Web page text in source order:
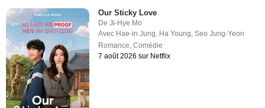
Our Sticky Love
DeJi-Hye Mo
Avec Hae-in Jung Ha Young ,Seo Jung-Yeon
Romance ,Comédie
7 août 2026 sur Netflix